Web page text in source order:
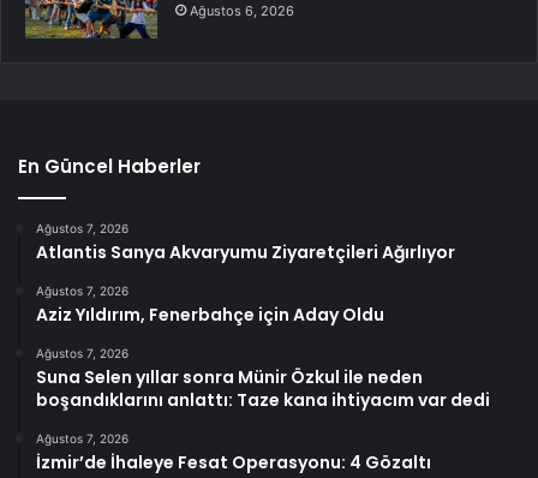
Ağustos 6, 2026
En Güncel Haberler
Ağustos 7, 2026
Atlantis Sanya Akvaryumu Ziyaretçileri Ağırlıyor
Ağustos 7, 2026
Aziz Yıldırım, Fenerbahçe için Aday Oldu
Ağustos 7, 2026
Suna Selen yıllar sonra Münir Özkul ile neden
boşandıklarını anlattı: Taze kana ihtiyacım var dedi
Ağustos 7, 2026
İzmir’de İhaleye Fesat Operasyonu: 4 Gözaltı